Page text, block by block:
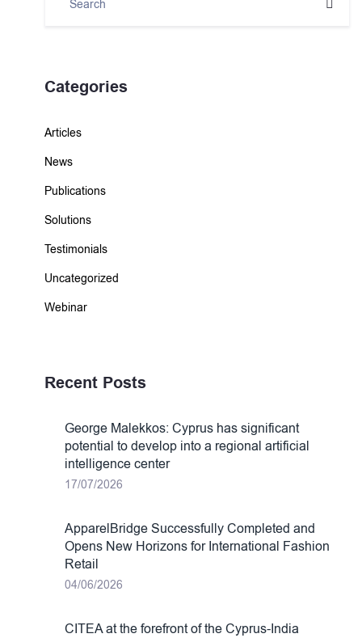
Categories
Articles
News
Publications
Solutions
Testimonials
Uncategorized
Webinar
Recent Posts
George Malekkos: Cyprus has significant
potential to develop into a regional artificial
intelligence center
17/07/2026
ApparelBridge Successfully Completed and
Opens New Horizons for International Fashion
Retail
04/06/2026
CITEA at the forefront of the Cyprus-India